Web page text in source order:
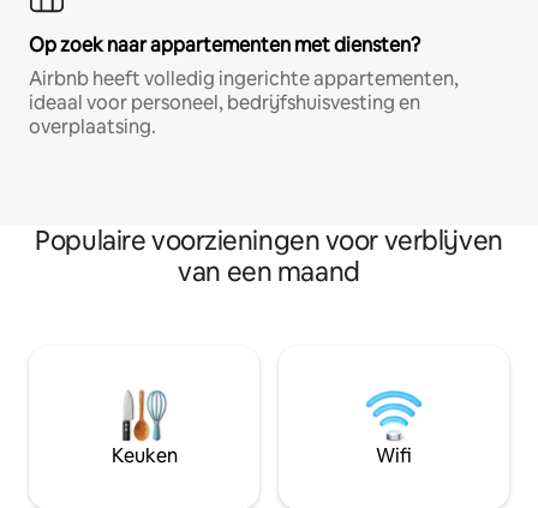
Op zoek naar appartementen met diensten?
Airbnb heeft volledig ingerichte appartementen,
ideaal voor personeel, bedrijfshuisvesting en
overplaatsing.
Populaire voorzieningen voor verblijven
van een maand
Keuken Wifi